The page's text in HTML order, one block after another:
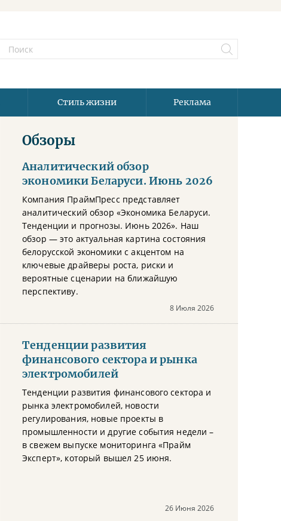
Стиль жизни Реклама
Обзоры
Аналитический обзор
экономики Беларуси. Июнь 2026
Компания ПраймПресс представляет
аналитический обзор «Экономика Беларуси.
Тенденции и прогнозы. Июнь 2026». Наш
обзор — это актуальная картина состояния
белорусской экономики с акцентом на
ключевые драйверы роста, риски и
вероятные сценарии на ближайшую
перспективу.
8 Июля 2026
Тенденции развития
финансового сектора и рынка
электромобилей
Тенденции развития финансового сектора и
рынка электромобилей, новости
регулирования, новые проекты в
промышленности и другие события недели –
в свежем выпуске мониторинга «Прайм
Эксперт», который вышел 25 июня.
26 Июня 2026